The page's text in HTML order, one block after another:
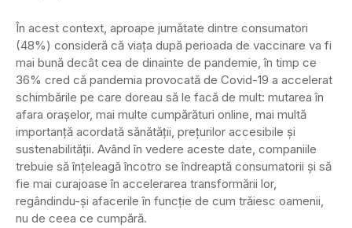
În acest context, aproape jumătate dintre consumatori
(48%) consideră că viața după perioada de vaccinare va fi
mai bună decât cea de dinainte de pandemie, în timp ce
36% cred că pandemia provocată de Covid-19 a accelerat
schimbările pe care doreau să le facă de mult: mutarea în
afara orașelor, mai multe cumpărături online, mai multă
importanță acordată sănătății, prețurilor accesibile și
sustenabilității. Având în vedere aceste date, companiile
trebuie să înțeleagă încotro se îndreaptă consumatorii și să
fie mai curajoase în accelerarea transformării lor,
regândindu-și afacerile în funcție de cum trăiesc oamenii,
nu de ceea ce cumpără.